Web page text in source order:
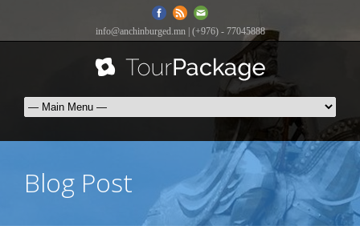
info@anchinburged.mn| (+976) - 77045888
Blog Post